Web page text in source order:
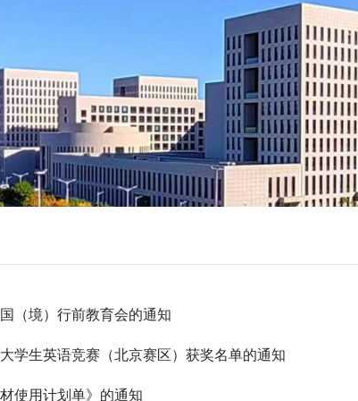
（境）行前教育会的通知
学生英语竞赛（北京赛区）获奖名单的通知
使用计划单》的通知